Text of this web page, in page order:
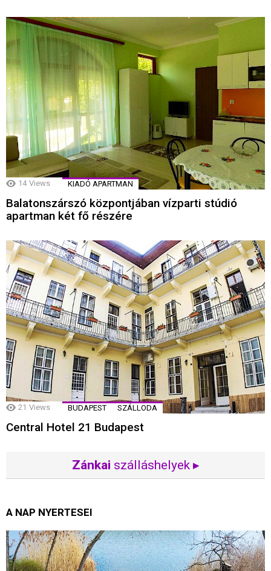
14 Views KIADÓ APARTMAN
Balatonszárszó központjában vízparti stúdió
apartman két fő részére
21 Views BUDAPEST SZÁLLODA
Central Hotel 21 Budapest
Zánkai szálláshelyek ▸
A NAP NYERTESEI